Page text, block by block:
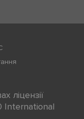
ліцензії
International